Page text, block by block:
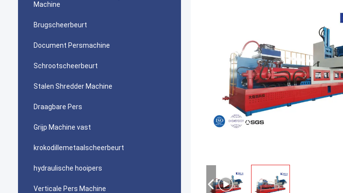
Machine
Brugscheerbeurt
Document Persmachine
Schrootscheerbeurt
Stalen Shredder Machine
Draagbare Pers
Grijp Machine vast
krokodillemetaalscheerbeurt
hydraulische hooipers
Verticale Pers Machine